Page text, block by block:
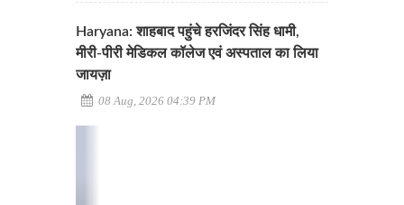
Haryana: शाहबाद पहुंचे हरजिंदर सिंह धामी,
मीरी-पीरी मेडिकल कॉलेज एवं अस्पताल का लिया
जायज़ा
08 Aug, 2026 04:39 PM